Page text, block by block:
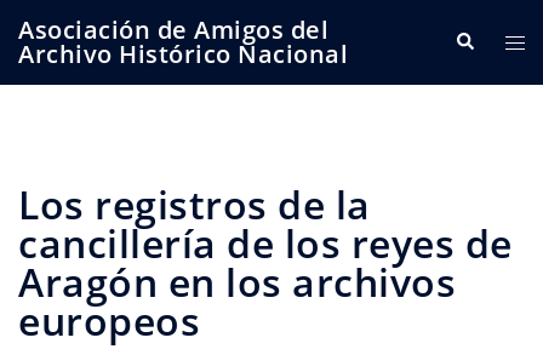
Asociación de Amigos del
Archivo Histórico Nacional Buscar
Los registros de la
cancillería de los reyes de
Aragón en los archivos
europeos